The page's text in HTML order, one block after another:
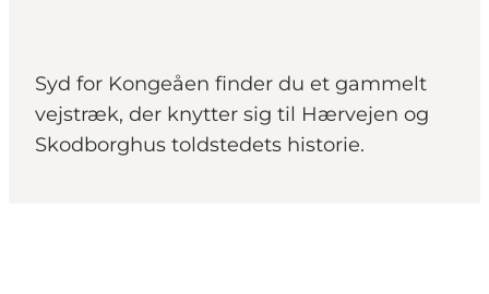
Syd for Kongeåen finder du et gammelt
vejstræk, der knytter sig til Hærvejen og
Skodborghus toldstedets historie.